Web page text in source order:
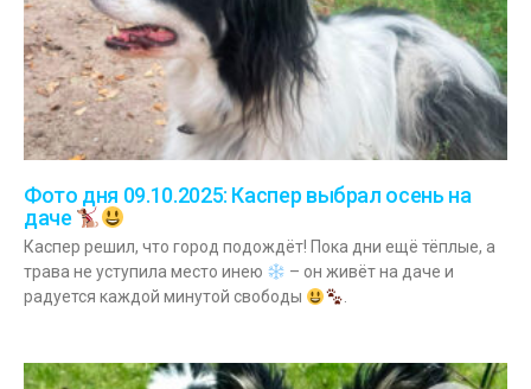
Фото дня 09.10.2025: Каспер выбрал осень на
даче
Каспер решил, что город подождёт! Пока дни ещё тёплые, а
трава не уступила место инею
– он живёт на даче и
радуется каждой минутой свободы
.